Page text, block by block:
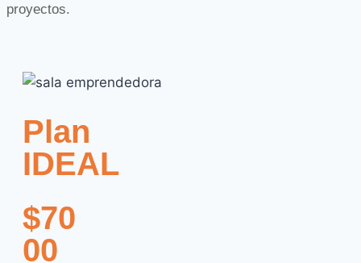
proyectos.
Plan
IDEAL
$70
00